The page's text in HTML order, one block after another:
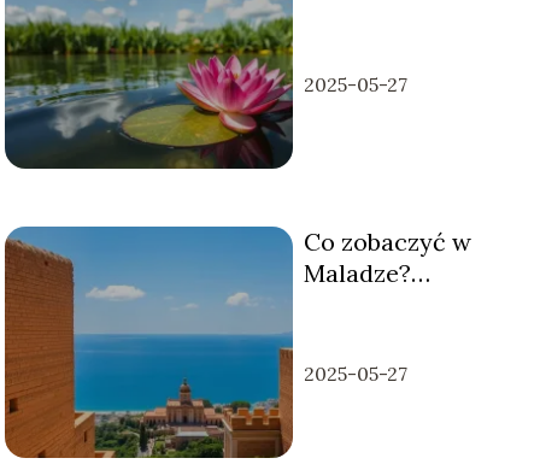
2025-05-27
Co zobaczyć w
Maladze?
miasta
2025-05-27